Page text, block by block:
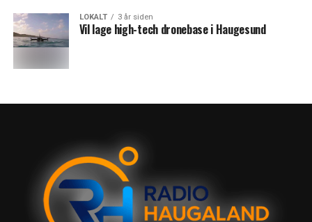
LOKALT 3 år siden
Vil lage high-tech dronebase i Haugesund